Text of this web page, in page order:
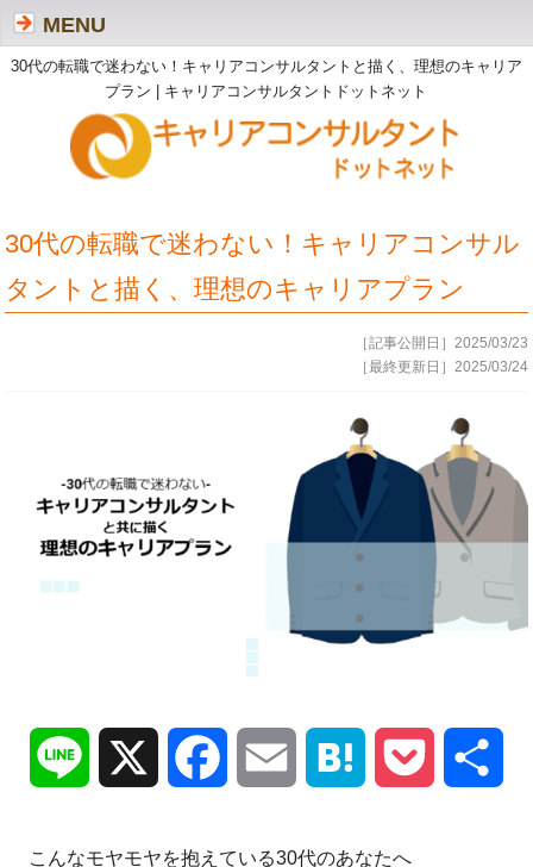
30代の転職で迷わない！キャリアコンサルタントと描く、理想のキャリア
プラン | キャリアコンサルタントドットネット
MENU
30代の転職で迷わない！キャリアコンサル
タントと描く、理想のキャリアプラン
［記事公開日］2025/03/23
［最終更新日］2025/03/24
Line Facebook Email Hatena Pocket
こんなモヤモヤを抱えている30代のあなたへ